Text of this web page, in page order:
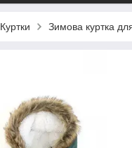
Куртки Зимова куртка